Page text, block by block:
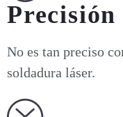
Precisión
No es tan preciso
soldadura láser.